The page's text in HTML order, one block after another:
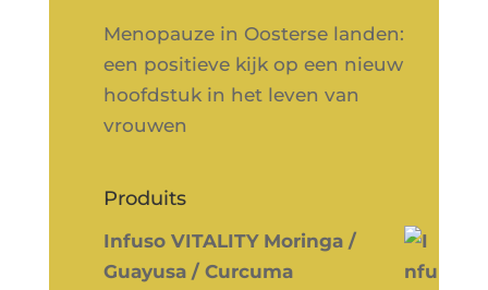
Menopauze in Oosterse landen:
een positieve kijk op een nieuw
hoofdstuk in het leven van
vrouwen
Produits
Infuso VITALITY Moringa /
Guayusa / Curcuma